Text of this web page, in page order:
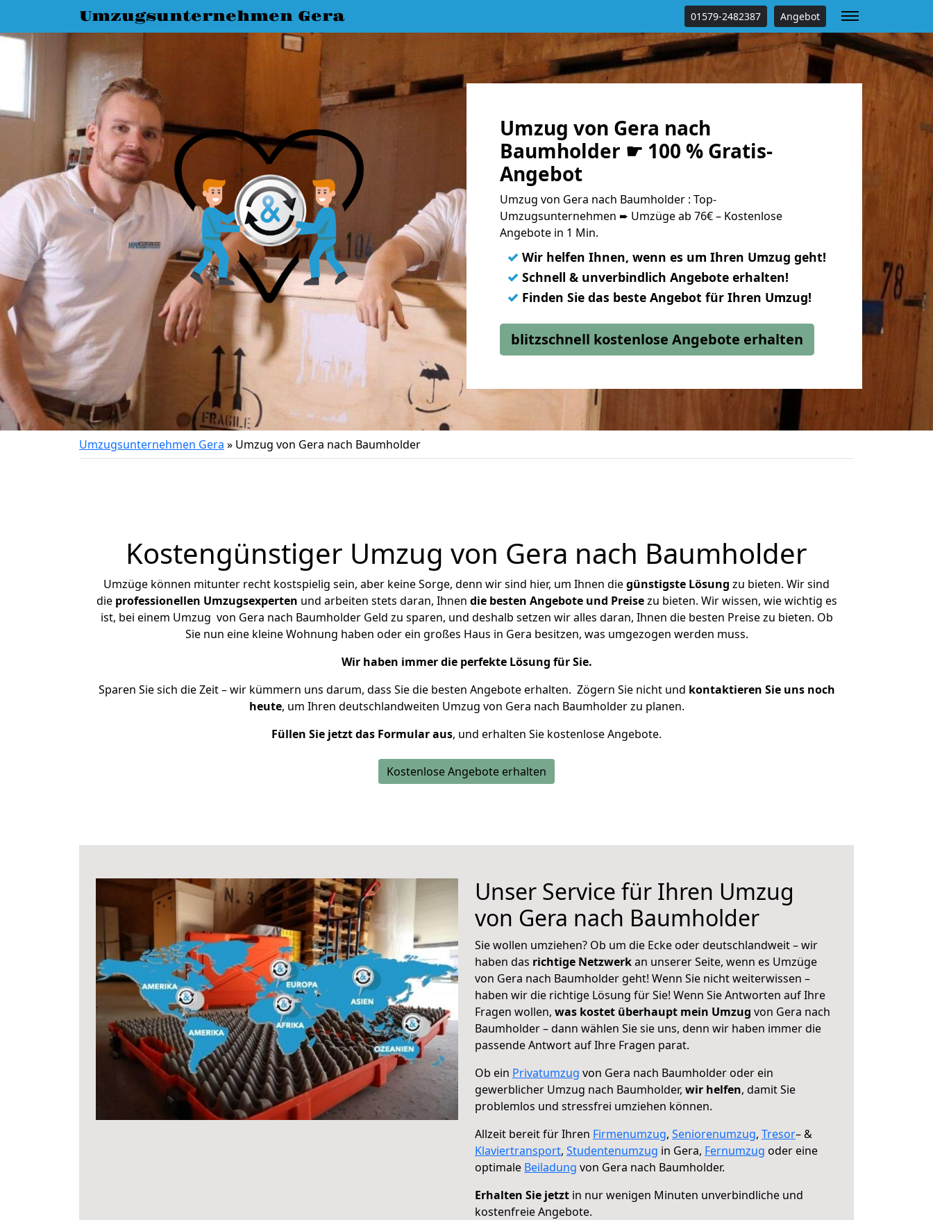
Umzugsunternehmen Gera 01579-2482387 Angebot
Umzug von Gera nach
Baumholder ☛ 100 % Gratis-
Angebot
Umzug von Gera nach Baumholder : Top-
Umzugsunternehmen ➨ Umzüge ab 76€ – Kostenlose
Angebote in 1 Min.
✓ Wir helfen Ihnen, wenn es um Ihren Umzug geht!
✓ Schnell & unverbindlich Angebote erhalten!
✓ Finden Sie das beste Angebot für Ihren Umzug!
blitzschnell kostenlose Angebote erhalten
Umzugsunternehmen Gera » Umzug von Gera nach Baumholder
Kostengünstiger Umzug von Gera nach Baumholder
Umzüge können mitunter recht kostspielig sein, aber keine Sorge, denn wir sind hier, um Ihnen diegünstigste Lösung zu bieten. Wir sind
die professionellen Umzugsexperten und arbeiten stets daran, Ihnen die besten Angebote und Preisezu bieten. Wir wissen, wie wichtig es
ist, bei einem Umzug von Gera nach Baumholder Geld zu sparen, und deshalb setzen wir alles daran, Ihnen die besten Preise zu bieten. Ob
Sie nun eine kleine Wohnung haben oder ein großes Haus in Gera besitzen, was umgezogen werden muss.
Wir haben immer die perfekte Lösung für Sie.
Sparen Sie sich die Zeit – wir kümmern uns darum, dass Sie die besten Angebote erhalten. Zögern Sie nicht und kontaktieren Sie uns noch
heute, um Ihren deutschlandweiten Umzug von Gera nach Baumholder zu planen.
Füllen Sie jetzt das Formular aus, und erhalten Sie kostenlose Angebote.
Kostenlose Angebote erhalten
Unser Service für Ihren Umzug
von Gera nach Baumholder
Sie wollen umziehen? Ob um die Ecke oder deutschlandweit – wir
haben das richtige Netzwerkan unserer Seite, wenn es Umzüge
von Gera nach Baumholder geht! Wenn Sie nicht weiterwissen –
haben wir die richtige Lösung für Sie! Wenn Sie Antworten auf Ihre
Fragen wollen, was kostet überhaupt mein Umzug von Gera nach
Baumholder – dann wählen Sie sie uns, denn wir haben immer die
passende Antwort auf Ihre Fragen parat.
Ob ein Privatumzug von Gera nach Baumholder oder ein
gewerblicher Umzug nach Baumholder, wir helfen, damit Sie
problemlos und stressfrei umziehen können.
Allzeit bereit für Ihren Firmenumzug, Seniorenumzug, Tresor– &
Klaviertransport, Studentenumzug in Gera, Fernumzug oder eine
optimale Beiladung von Gera nach Baumholder.
Erhalten Sie jetzt in nur wenigen Minuten unverbindliche und
kostenfreie Angebote.